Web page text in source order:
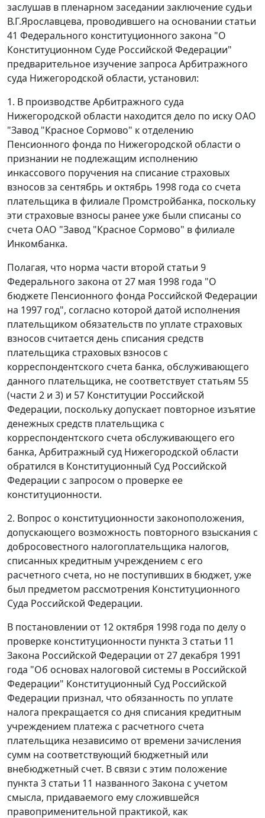
заслушав в пленарном заседании заключение судьи
В.Г.Ярославцева, проводившего на основании статьи
41 Федерального конституционного закона "О
Конституционном Суде Российской Федерации"
предварительное изучение запроса Арбитражного
суда Нижегородской области, установил:
1. В производстве Арбитражного суда
Нижегородской области находится дело по иску ОАО
"Завод "Красное Сормово" к отделению
Пенсионного фонда по Нижегородской области о
признании не подлежащим исполнению
инкассового поручения на списание страховых
взносов за сентябрь и октябрь 1998 года со счета
плательщика в филиале Промстройбанка, поскольку
эти страховые взносы ранее уже были списаны со
счета ОАО "Завод "Красное Сормово" в филиале
Инкомбанка.
Полагая, что норма части второй статьи 9
Федерального закона от 27 мая 1998 года "О
бюджете Пенсионного фонда Российской Федерации
на 1997 год", согласно которой датой исполнения
плательщиком обязательств по уплате страховых
взносов считается день списания средств
плательщика страховых взносов с
корреспондентского счета банка, обслуживающего
данного плательщика, не соответствует статьям 55
(части 2 и 3) и 57 Конституции Российской
Федерации, поскольку допускает повторное изъятие
денежных средств плательщика с
корреспондентского счета обслуживающего его
банка, Арбитражный суд Нижегородской области
обратился в Конституционный Суд Российской
Федерации с запросом о проверке ее
конституционности.
2. Вопрос о конституционности законоположения,
допускающего возможность повторного взыскания с
добросовестного налогоплательщика налогов,
списанных кредитным учреждением с его
расчетного счета, но не поступивших в бюджет, уже
был предметом рассмотрения Конституционного
Суда Российской Федерации.
В постановлении от 12 октября 1998 года по делу о
проверке конституционности пункта 3 статьи 11
Закона Российской Федерации от 27 декабря 1991
года "Об основах налоговой системы в Российской
Федерации" Конституционный Суд Российской
Федерации признал, что обязанность по уплате
налога прекращается со дня списания кредитным
учреждением платежа с расчетного счета
плательщика независимо от времени зачисления
сумм на соответствующий бюджетный или
внебюджетный счет. В связи с этим положение
пункта 3 статьи 11 названного Закона с учетом
смысла, придаваемого ему сложившейся
правоприменительной практикой, как